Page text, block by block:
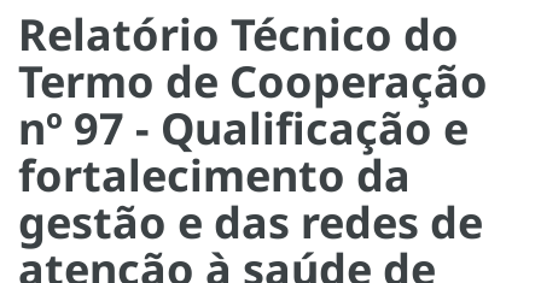
Relatório Técnico do
Termo de Cooperação
nº 97 - Qualificação e
fortalecimento da
gestão e das redes de
atenção à saúde de